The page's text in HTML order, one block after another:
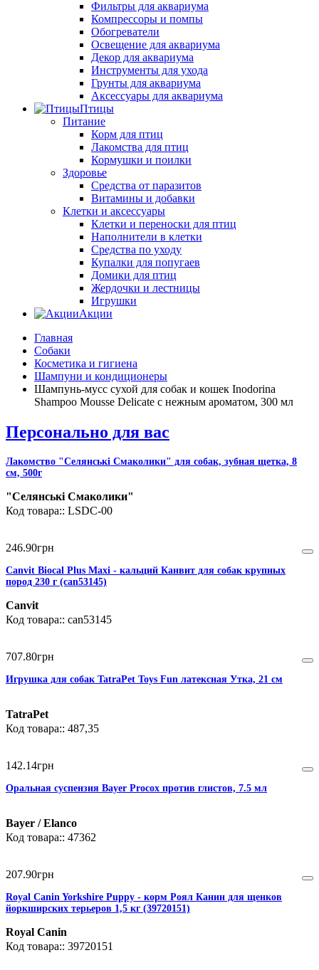
Фильтры для аквариума
Компрессоры и помпы
Обогреватели
Освещение для аквариума
Декор для аквариума
Инструменты для ухода
Грунты для аквариума
Аксессуары для аквариума
Птицы
Питание
Корм для птиц
Лакомства для птиц
Кормушки и поилки
Здоровье
Средства от паразитов
Витамины и добавки
Клетки и аксессуары
Клетки и переноски для птиц
Наполнители в клетки
Средства по уходу
Купалки для попугаев
Домики для птиц
Жердочки и лестницы
Игрушки
Акции
Главная
Собаки
Косметика и гигиена
Шампуни и кондиционеры
Шампунь-мусс сухой для собак и кошек Inodorina
Shampoo Mousse Delicate с нежным ароматом, 300 мл
Персонально для вас
Лакомство "Селянські Смаколики" для собак, зубная щетка, 8
см, 500г
"Селянські Смаколики"
LSDC-00
246.90грн
Canvit Biocal Plus Maxi - кальций Канвит для собак крупных
пород 230 г (can53145)
Canvit
can53145
707.80грн
Игрушка для собак TatraPet Toys Fun латексная Утка, 21 см
TatraPet
487,35
142.14грн
Оральная суспензия Bayer Procox против глистов, 7.5 мл
Bayer / Elanco
47362
207.90грн
Royal Canin Yorkshire Puppy - корм Роял Канин для щенков
йоркширских терьеров 1,5 кг (39720151)
Royal Canin
39720151